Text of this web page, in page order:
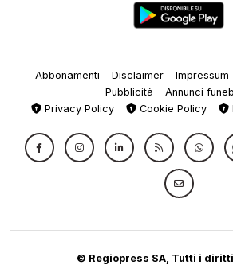
Abbonamenti Disclaimer Impressum
Pubblicità
Annunci
Privacy Policy
Cookie Policy
© Regiopress SA, Tutti i